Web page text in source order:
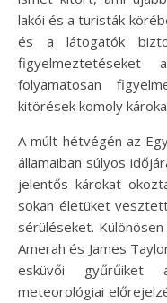
lakói és a turisták
és a látogatók
folyamatosan
kitörések komoly
A múlt hétvégén az
államaiban súlyos
jelentős károkat
sokan életüket
sérüléseket.
Amerah és James
esküvői gyűrűiket
meteorológiai